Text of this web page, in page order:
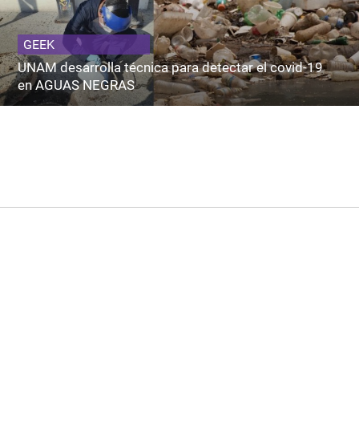
GEEK
UNAM desarrolla técnica para detectar el covid-19
en AGUAS NEGRAS